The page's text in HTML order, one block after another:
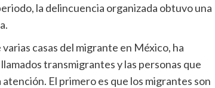
la delincuencia organizada obtuvo una
casas del migrante en México, ha
transmigrantes y las personas que
El primero es que los migrantes son